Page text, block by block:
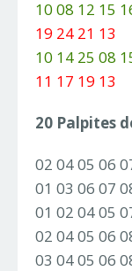
10 08 12 15
19 24 21 13
10 14 25 08
11 17 19 13
20 Palpites
02 04 05 06
01 03 06 07
01 02 04 05
02 04 05 06
03 04 05 06